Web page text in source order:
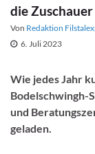
die
Von Redaktion
6. Juli 2023
Wie jedes Jahr
Bodelschwingh-
und
geladen.